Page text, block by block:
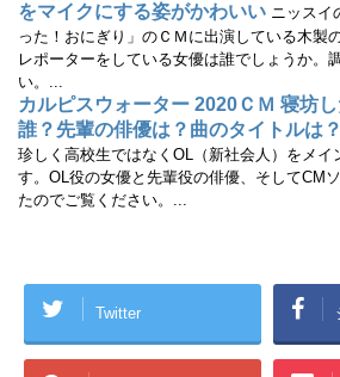
をマイクにする姿がかわいい ニッスイ
った！おにぎり」のＣＭに出演している木製
レポーターをしている女優は誰でしょうか。
い。...
カルピスウォーター 2020ＣＭ 寝坊
誰？先輩の俳優は？曲のタイトルは？
珍しく高校生ではなくOL（新社会人）をメイ
す。OL役の女優と先輩役の俳優、そしてCM
たのでご覧ください。...
Twitter